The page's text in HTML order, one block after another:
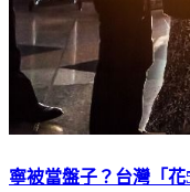
寧被當盤子？台灣「